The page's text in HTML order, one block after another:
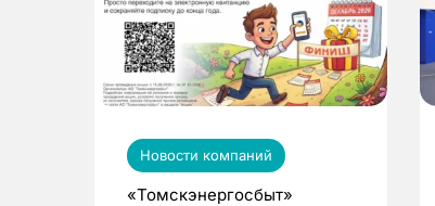
Новости компаний
«Томскэнергосбыт»